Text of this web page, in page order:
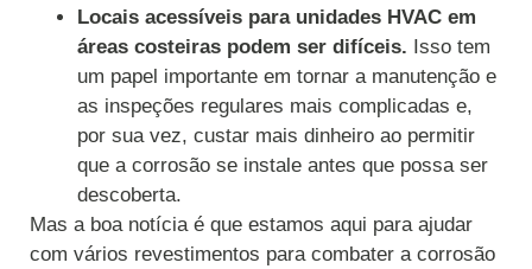
Locais acessíveis para unidades HVAC em
áreas costeiras podem ser difíceis. Isso tem
um papel importante em tornar a manutenção e
as inspeções regulares mais complicadas e,
por sua vez, custar mais dinheiro ao permitir
que a corrosão se instale antes que possa ser
descoberta.
Mas a boa notícia é que estamos aqui para ajudar
com vários revestimentos para combater a corrosão